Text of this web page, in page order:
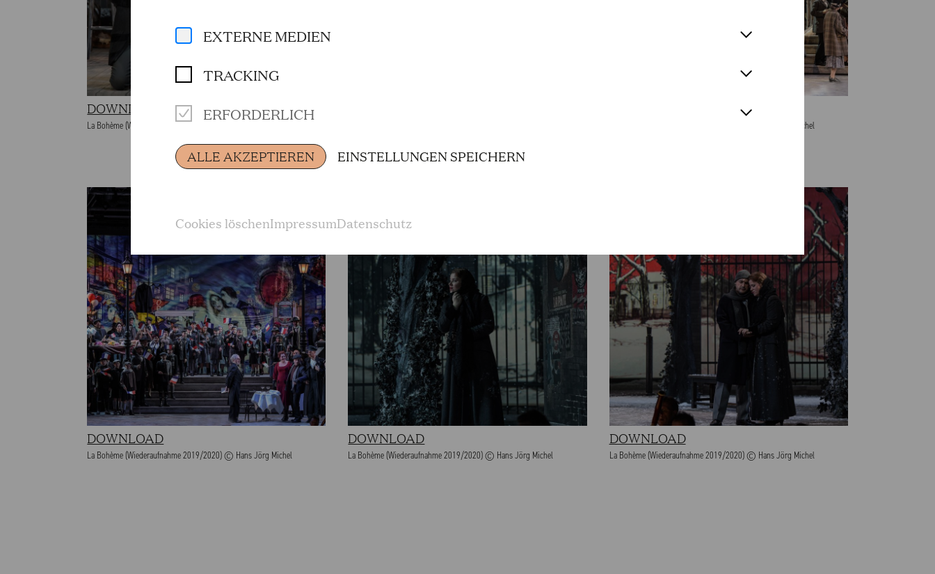
EXTERNE MEDIEN
TRACKING
ERFORDERLICH
ALLE AKZEPTIEREN EINSTELLUNGEN SPEICHERN
Cookies löschenImpressumDatenschutz
DOWNLOAD
La Bohème (Wiederaufnahme 2019/2020) © Hans Jörg Michel La Bohème (Wiederaufnahme 2019/2020) © Hans Jörg Michel
DOWNLOAD
La Bohème (Wiederaufnahme 2019/2020) © Hans Jörg Michel
DOWNLOAD
La Bohème (Wiederaufnahme 2019/2020) © Hans Jörg Michel
DOWNLOAD
La Bohème (Wiederaufnahme 2019/2020) © Hans Jörg Michel